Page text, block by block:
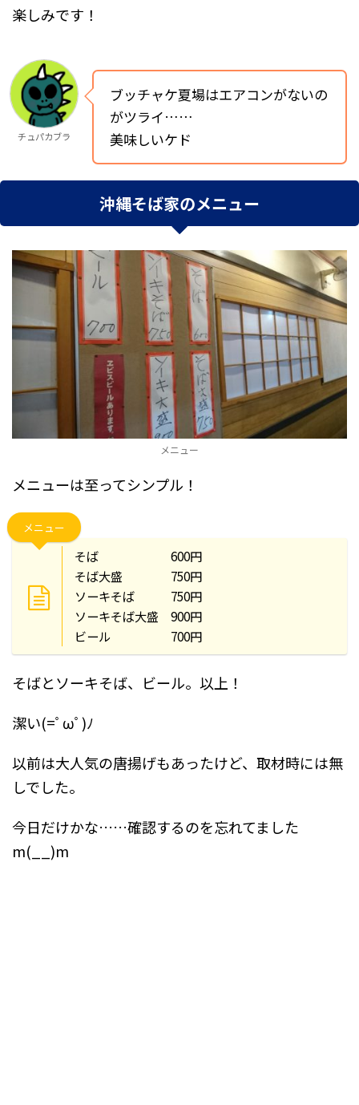
楽しみです！
チュパカブラ
ブッチャケ夏場はエアコンがないの
がツライ……
美味しいケド
沖縄そば家のメニュー
メニュー
メニューは至ってシンプル！
メニュー
そば 600円
そば大盛 750円
ソーキそば 750円
ソーキそば大盛 900円
ビール 700円
そばとソーキそば、ビール。以上！
潔い(=ﾟωﾟ)ﾉ
以前は大人気の唐揚げもあったけど、取材時には無
しでした。
今日だけかな……確認するのを忘れてました
m(__)m